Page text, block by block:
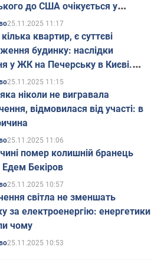
до США очікується у
25.11.2025 11:17
квартир, є суттєві
будинку: наслідки
у ЖК на Печерську в Києві.
25.11.2025 11:15
ніколи не вигравала
відмовилася від участі: в
25.11.2025 11:06
помер колишній бранець
Бекіров
25.11.2025 10:57
світла не зменшать
за електроенергію: енергетики
чому
25.11.2025 10:53